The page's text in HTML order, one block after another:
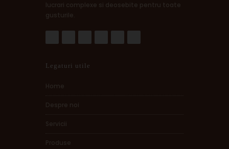
lucrari complexe si deosebite pentru toate
gusturile.
Legaturi utile
Home
Despre noi
Servicii
Produse